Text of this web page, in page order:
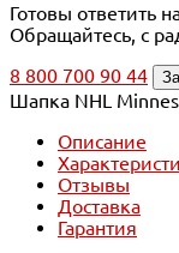
Готовы ответить
Обращайтесь, с
8 800 700 90 44
Шапка NHL
Описание
Отзывы
Доставка
Гарантия